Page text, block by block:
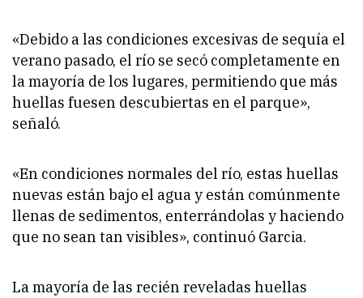
«Debido a las condiciones excesivas de sequía el
verano pasado, el río se secó completamente en
la mayoría de los lugares, permitiendo que más
huellas fuesen descubiertas en el parque»,
señaló.
«En condiciones normales del río, estas huellas
nuevas están bajo el agua y están comúnmente
llenas de sedimentos, enterrándolas y haciendo
que no sean tan visibles», continuó Garcia.
La mayoría de las recién reveladas huellas